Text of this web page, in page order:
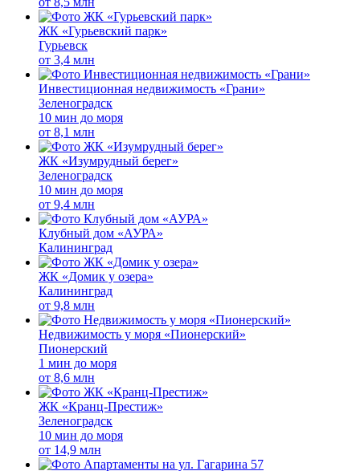
ЖК «Гурьевский парк»
Гурьевск
от 3,4 млн
Инвестиционная недвижимость «Грани»
Зеленоградск
10 мин до моря
от 8,1 млн
ЖК «Изумрудный берег»
Зеленоградск
10 мин до моря
от 9,4 млн
Клубный дом «АУРА»
Калининград
ЖК «Домик у озера»
Калининград
от 9,8 млн
Недвижимость у моря «Пионерский»
Пионерский
1 мин до моря
от 8,6 млн
ЖК «Кранц-Престиж»
Зеленоградск
10 мин до моря
от 14,9 млн